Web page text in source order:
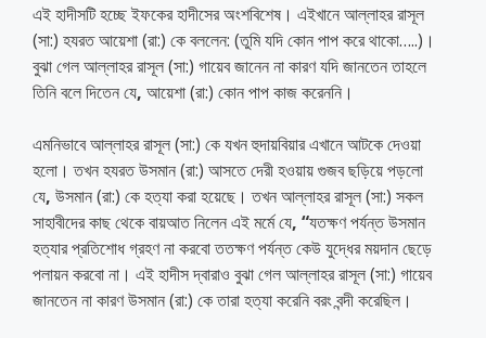
এই হাদীসটি হচ্ছে ইফকের হাদীসের অংশবিশেষ। এইখানে আল্লাহর রাসূল
(সা:) হযরত আয়েশা (রা:) কে বললেন: (তুমি যদি কোন পাপ করে থাকো…..)।
বুঝা গেল আল্লাহর রাসূল (সা:) গায়েব জানেন না কারণ যদি জানতেন তাহলে
তিনি বলে দিতেন যে, আয়েশা (রা:) কোন পাপ কাজ করেননি।
এমনিভাবে আল্লাহর রাসূল (সা:) কে যখন হুদায়বিয়ার এখানে আটকে দেওয়া
হলো। তখন হযরত উসমান (রা:) আসতে দেরী হওয়ায় গুজব ছড়িয়ে পড়লো
যে, উসমান (রা:) কে হত্যা করা হয়েছে। তখন আল্লাহর রাসূল (সা:) সকল
সাহাবীদের কাছ থেকে বায়আত নিলেন এই মর্মে যে, “যতক্ষণ পর্যন্ত উসমান
হত্যার প্রতিশোধ গ্রহণ না করবো ততক্ষণ পর্যন্ত কেউ যুদ্ধের ময়দান ছেড়ে
পলায়ন করবো না। এই হাদীস দ্বারাও বুঝা গেল আল্লাহর রাসূল (সা:) গায়েব
জানতেন না কারণ উসমান (রা:) কে তারা হত্যা করেনি বরং বন্দী করেছিল।